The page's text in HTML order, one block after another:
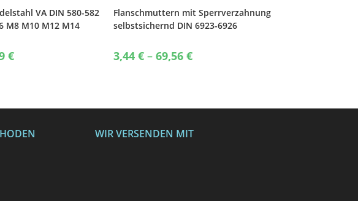
VA DIN 580-582
M8 M10 M12 M14
€Price
range:
Flanschmuttern mit Sperrverzahnung
selbstsichernd DIN 6923-6926
3,44€ – 69,56€Price
range:
WIR VERSENDEN MIT